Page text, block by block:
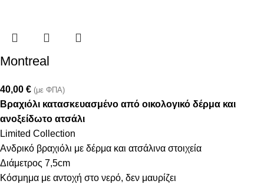
Montreal
40,00 € (με ΦΠΑ)
Βραχιόλι κατασκευασμένο από οικολογικό δέρμα και
ανοξείδωτο ατσάλι
Limited Collection
Ανδρικό βραχιόλι με δέρμα και ατσάλινα στοιχεία
Διάμετρος 7,5cm
Κόσμημα με αντοχή στο νερό, δεν μαυρίζει